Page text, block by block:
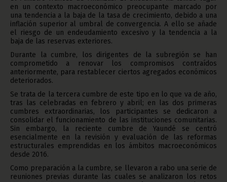
en un contexto macroeconómico preocupante marcado por
una tendencia a la baja de la tasa de crecimiento, debido a una
inflación superior al umbral de convergencia. A ello se añade
el riesgo de un endeudamiento excesivo y la tendencia a la
baja de las reservas exteriores.
Durante la cumbre, los dirigentes de la subregión se han
comprometido a renovar los compromisos contraídos
anteriormente, para restablecer ciertos agregados económicos
deteriorados.
Se trata de la tercera cumbre de este tipo en lo que va de año,
tras las celebradas en febrero y abril; en las dos primeras
cumbres extraordinarias, los participantes se dedicaron a
consolidar el funcionamiento de las instituciones comunitarias.
Sin embargo, la reciente cumbre de Yaundé se centró
esencialmente en la revisión y evaluación de las reformas
estructurales emprendidas en los ámbitos macroeconómicos
desde 2016.
Como preparación a la cumbre, se llevaron a rabo una serie de
reuniones previas durante las cuales se analizaron los retos